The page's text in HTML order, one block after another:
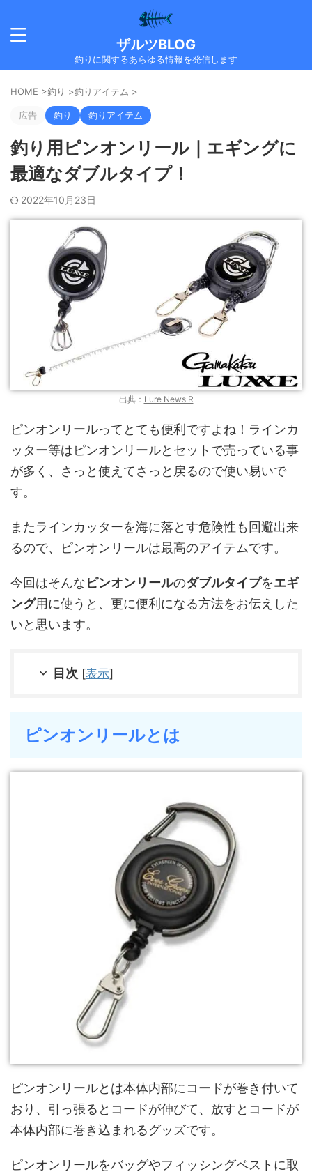
ザルツBLOG
釣りに関するあらゆる情報を発信します
HOME >釣り >釣りアイテム >
広告 釣り 釣りアイテム
釣り用ピンオンリール｜エギングに
最適なダブルタイプ！
2022年10月23日
出典： Lure News R
ピンオンリールってとても便利ですよね！ラインカ
ッター等はピンオンリールとセットで売っている事
が多く、さっと使えてさっと戻るので使い易いで
す。
またラインカッターを海に落とす危険性も回避出来
るので、ピンオンリールは最高のアイテムです。
今回はそんなピンオンリールのダブルタイプをエギ
ング用に使うと、更に便利になる方法をお伝えした
いと思います。
目次 [表示]
ピンオンリールとは
ピンオンリールとは本体内部にコードが巻き付いて
おり、引っ張るとコードが伸びて、放すとコードが
本体内部に巻き込まれるグッズです。
ピンオンリールをバッグやフィッシングベストに取